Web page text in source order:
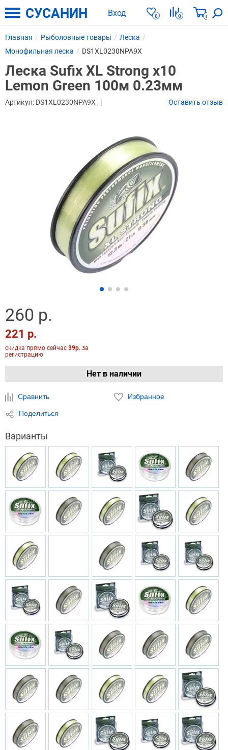
Вход 0 0 0
СУСАНИН
Главная Рыболовные товары
Леска
Монофильная леска
DS1XL0230NPA9X
Леска Sufix XL Strong x10
Lemon Green 100м 0.23мм
Артикул: DS1XL0230NPA9X Оставить отзыв
260 р.
221 р.
скидка прямо сейчас 39р. за
регистрацию
Нет в наличии
Сравнить Избранное
Поделиться
Варианты